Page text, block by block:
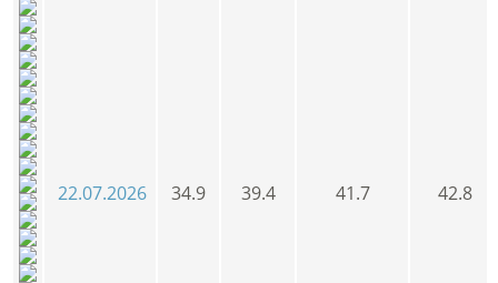
22.07.2026 34.9 39.4 41.7 42.8